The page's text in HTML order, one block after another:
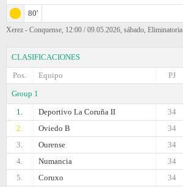
80'
Xerez - Conquense, 12:00 / 09.05.2026, sábado, Eliminatoria
CLASIFICACIONES
Pos.
Equipo
PJ
Group 1
1.
Deportivo La Coruña II
34
2.
Oviedo B
34
3.
Ourense
34
4.
Numancia
34
5.
Coruxo
34